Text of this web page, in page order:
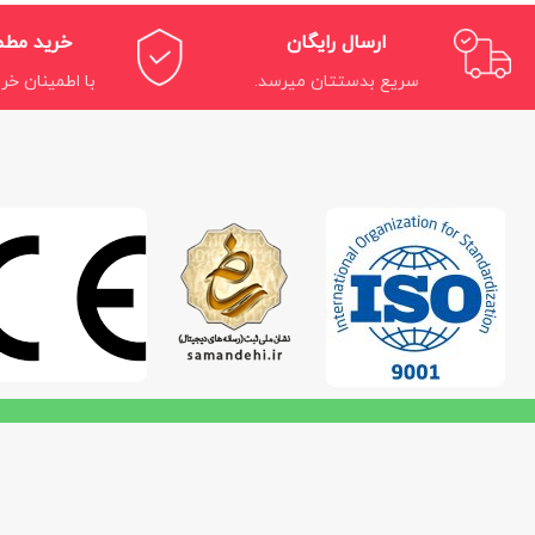
ارسال رایگان
سریع بدستتان میرسد.
خرید
با اطمینان